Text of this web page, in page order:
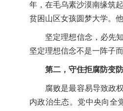
年，在毛乌素沙漠南缘筑
贫困山区女孩圆梦大学。
坚定理想信念，必先
坚定理想信念不是一阵子
第二，守住拒腐防变防
腐败是最容易导致政
内政治生态。党中央向全